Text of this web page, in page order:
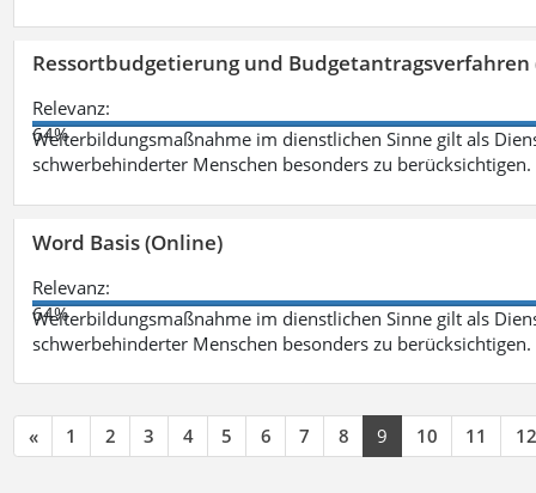
Ressortbudgetierung und Budgetantragsverfahren
Relevanz:
64%
Weiterbildungsmaßnahme im dienstlichen Sinne gilt als
schwerbehinderter Menschen besonders zu berücksichtigen.
Word Basis (Online)
Relevanz:
64%
Weiterbildungsmaßnahme im dienstlichen Sinne gilt als
schwerbehinderter Menschen besonders zu berücksichtigen.
« 1 2 3 4 5 6 7 8 9 10 11 12